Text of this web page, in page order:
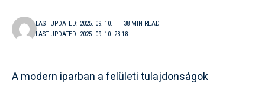
LAST UPDATED: 2025. 09. 10. 23:18
LAST UPDATED: 2025. 09. 10. 38 MIN READ
A modern iparban a felületi tulajdonságok